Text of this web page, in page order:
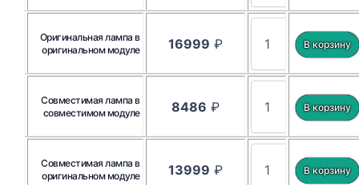
Оригинальная лампа в
оригинальном модуле
16999 ₽
Совместимая лампа в
совместимом модуле
8486 ₽
Совместимая лампа в
оригинальном модуле
13999 ₽